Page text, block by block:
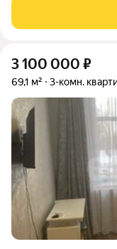
Кирпичный дом 2000 года
хорошей
3 100 000 ₽
69,1 м² 3-комн.